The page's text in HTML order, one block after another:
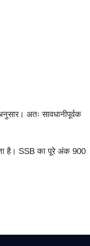
अतः सावधानीपूर्वक
है। SSB का पूरे अंक 900